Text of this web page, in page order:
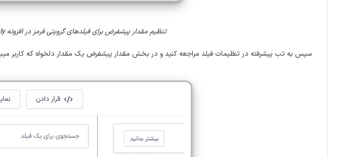
تنظیم مقدار پیشفرض برای فیلدهای گرویتی فرمز در افزونه Gravity Perks Read Only
سپس به تب پیشرفته در تنظیمات فیلد مراجعه کنید و در بخش مقدار پیشفرض یک مقدار دلخواه که کاربر